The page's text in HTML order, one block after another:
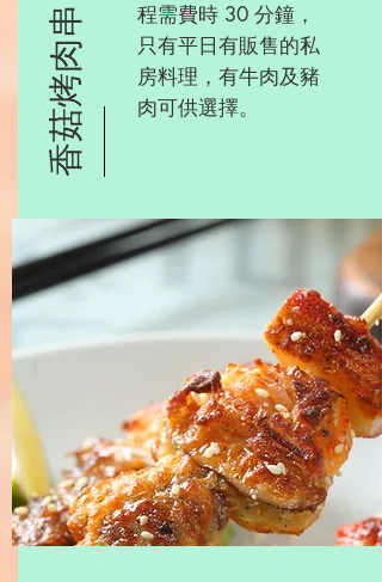
香菇烤肉串
程需費時 30 分鐘，
只有平日有販售的私
房料理，有牛肉及豬
肉可供選擇。